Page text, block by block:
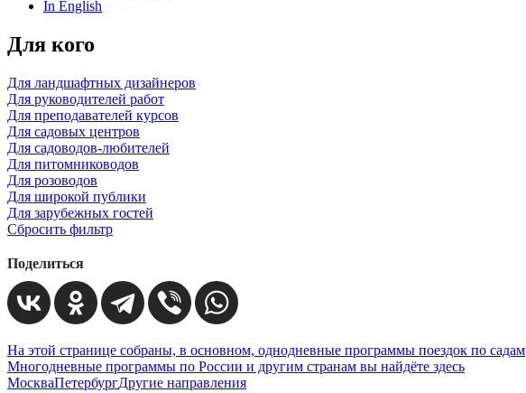
In English
Для кого
Для ландшафтных дизайнеров
Для руководителей работ
Для преподавателей курсов
Для садовых центров
Для садоводов-любителей
Для питомниководов
Для розоводов
Для широкой публики
Для зарубежных гостей
Сбросить фильтр
Поделиться
На этой странице собраны, в основном, однодневные программы поездок по садам
Многодневные программы по России и другим странам вы найдёте здесь
МоскваПетербургДругие направления